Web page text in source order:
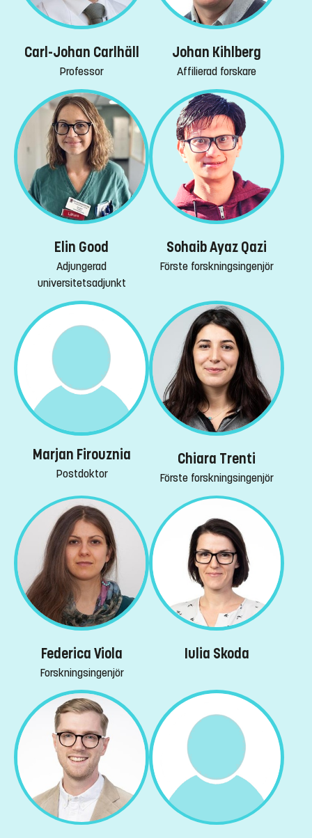
Carl-Johan Carlhäll
Professor
Johan Kihlberg
Affilierad forskare
Elin Good
Adjungerad
universitetsadjunkt
Sohaib Ayaz Qazi
Förste forskningsingenjör
Marjan Firouznia
Postdoktor
Chiara Trenti
Förste forskningsingenjör
Federica Viola
Forskningsingenjör
Iulia Skoda